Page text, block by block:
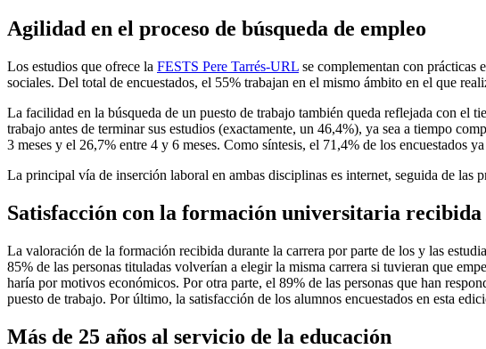
Agilidad en el proceso de búsqueda de empleo
Los estudios que ofrece la FESTS Pere Tarrés-URL se complementan con prácticas
sociales. Del total de encuestados, el 55% trabajan en el mismo ámbito en el que
La facilidad en la búsqueda de un puesto de trabajo también queda reflejada con el
trabajo antes de terminar sus estudios (exactamente, un 46,4%), ya sea a tiempo
3 meses y el 26,7% entre 4 y 6 meses. Como síntesis, el 71,4% de los encuestados
La principal vía de inserción laboral en ambas disciplinas es internet, seguida de las
Satisfacción con la formación universitaria recibida
La valoración de la formación recibida durante la carrera por parte de los y las
85% de las personas tituladas volverían a elegir la misma carrera si tuvieran que
haría por motivos económicos. Por otra parte, el 89% de las personas que han
puesto de trabajo. Por último, la satisfacción de los alumnos encuestados en esta
Más de 25 años al servicio de la educación